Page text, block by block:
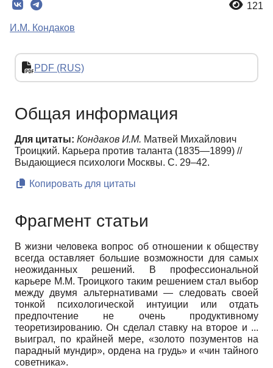
121
И.М. Кондаков
PDF (RUS)
Общая информация
Для цитаты: Кондаков И.М. Матвей Михайлович
Троицкий. Карьера против таланта (1835—1899) //
Выдающиеся психологи Москвы. С. 29–42.
Копировать для цитаты
Фрагмент статьи
В жизни человека вопрос об отношении к обществу
всегда оставляет большие возможности для самых
неожиданных решений. В профессиональной
карьере М.М. Троицкого таким решением стал выбор
между двумя альтернативами — следовать своей
тонкой психологической интуиции или отдать
предпочтение не очень продуктивному
теоретизированию. Он сделал ставку на второе и ...
выиграл, по крайней мере, «золото позументов на
парадный мундир», ордена на грудь» и «чин тайного
советника».